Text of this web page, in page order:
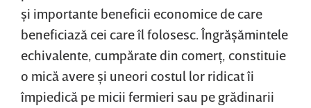
şi importante beneficii economice de care
beneficiază cei care îl folosesc. Îngrăşămintele
echivalente, cumpărate din comerţ, constituie
o mică avere şi uneori costul lor ridicat îi
împiedică pe micii fermieri sau pe grădinarii